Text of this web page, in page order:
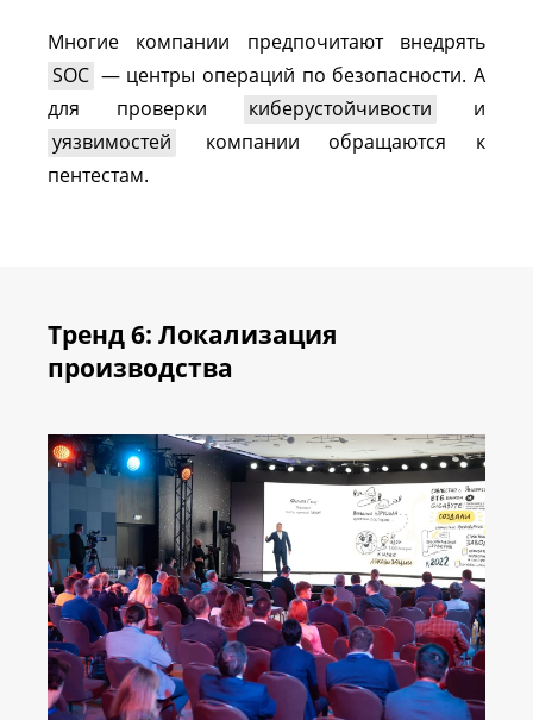
Многие компании предпочитают внедрять
SOC — центры операций по безопасности. А
для проверки
киберустойчивости
и
уязвимостей
компании обращаются к
пентестам.
Тренд 6: Локализация
производства